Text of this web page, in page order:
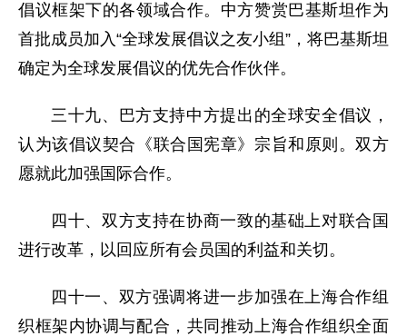
倡议框架下的各领域合作。中方赞赏巴基斯坦作为
首批成员加入“全球发展倡议之友小组”，将巴基斯坦
确定为全球发展倡议的优先合作伙伴。
三十九、巴方支持中方提出的全球安全倡议，
认为该倡议契合《联合国宪章》宗旨和原则。双方
愿就此加强国际合作。
四十、双方支持在协商一致的基础上对联合国
进行改革，以回应所有会员国的利益和关切。
四十一、双方强调将进一步加强在上海合作组
织框架内协调与配合，共同推动上海合作组织全面